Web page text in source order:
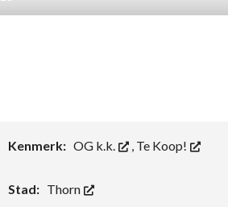
Kenmerk: OG k.k. , Te Koop!
Stad: Thorn